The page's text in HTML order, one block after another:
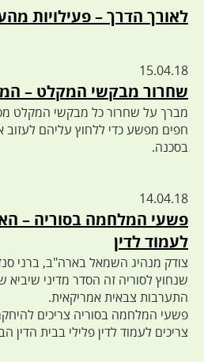
לאורך הדרך – פעילויות
15.04.18
שחרור מבקשי המקלט –
מברך על שחרור כל מבקשי המקלט
חפים מפשע כדי ללחוץ עליהם לעזוב
בסכנה.
14.04.18
פשעי המלחמה בסוריה –
לעמוד לדין
צודק מנהיג השמאל בארה"ב, ברני
שנחוץ לסוריה זה הסדר מדיני שיביא
התערבות צבאית אמריקאית.
פשעי המלחמה בסוריה צריכים
צריכים לעמוד לדין פלילי בבית הדין